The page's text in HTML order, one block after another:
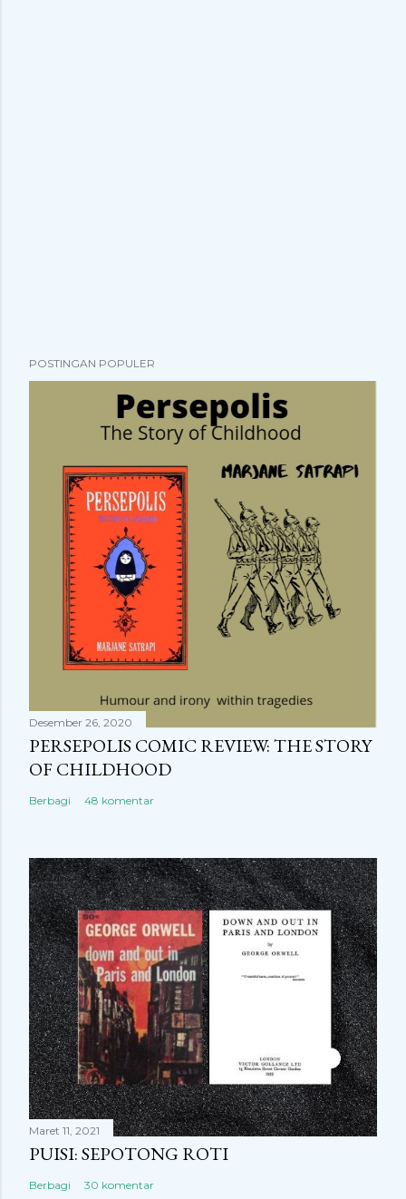
POSTINGAN POPULER
Desember 26, 2020
PERSEPOLIS COMIC REVIEW: THE STORY
OF CHILDHOOD
Berbagi 48 komentar
Maret 11, 2021
PUISI: SEPOTONG ROTI
Berbagi 30 komentar